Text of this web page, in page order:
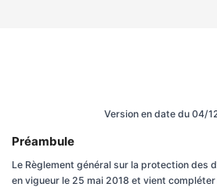
Version en date du 04/
Préambule
Le Règlement général sur la protection des
en vigueur le 25 mai 2018 et vient